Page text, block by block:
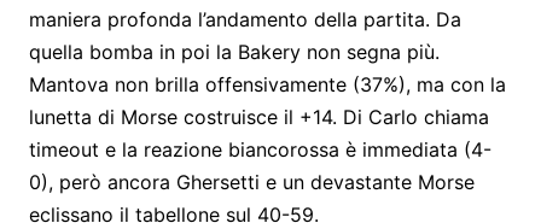
maniera profonda l’andamento della partita. Da
quella bomba in poi la Bakery non segna più.
Mantova non brilla offensivamente (37%), ma con la
lunetta di Morse costruisce il +14. Di Carlo chiama
timeout e la reazione biancorossa è immediata (4-
0), però ancora Ghersetti e un devastante Morse
eclissano il tabellone sul 40-59.